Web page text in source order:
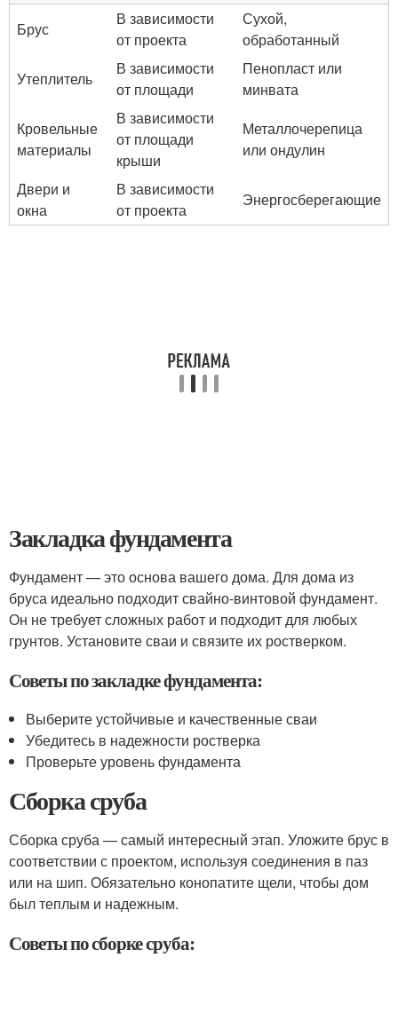
Брус
В зависимости
от проекта
Сухой,
обработанный
Утеплитель
В зависимости
от площади
Пенопласт или
минвата
Кровельные
материалы
В зависимости
от площади
крыши
Металлочерепица
или ондулин
Двери и
окна
В зависимости
от проекта
Энергосберегающие
Закладка фундамента
Фундамент — это основа вашего дома. Для дома из
бруса идеально подходит свайно-винтовой фундамент.
Он не требует сложных работ и подходит для любых
грунтов. Установите сваи и связите их ростверком.
Советы по закладке фундамента:
Выберите устойчивые и качественные сваи
Убедитесь в надежности ростверка
Проверьте уровень фундамента
Сборка сруба
Сборка сруба — самый интересный этап. Уложите брус в
соответствии с проектом, используя соединения в паз
или на шип. Обязательно конопатите щели, чтобы дом
был теплым и надежным.
Советы по сборке сруба: